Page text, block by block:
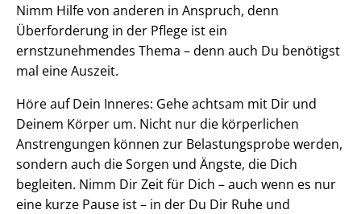
Nimm Hilfe von anderen in Anspruch, denn
Überforderung in der Pflege ist ein
ernstzunehmendes Thema – denn auch Du benötigst
mal eine Auszeit.
Höre auf Dein Inneres: Gehe achtsam mit Dir und
Deinem Körper um. Nicht nur die körperlichen
Anstrengungen können zur Belastungsprobe werden,
sondern auch die Sorgen und Ängste, die Dich
begleiten. Nimm Dir Zeit für Dich – auch wenn es nur
eine kurze Pause ist – in der Du Dir Ruhe und